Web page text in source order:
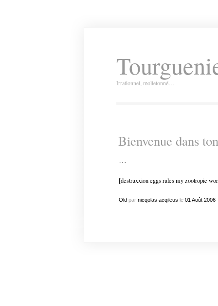
Irrationnel, molletonné…
Bienvenue dans
…
[destruxxion eggs rules my zootropic
Old par nicqolas acqileus le 01 Août 2006